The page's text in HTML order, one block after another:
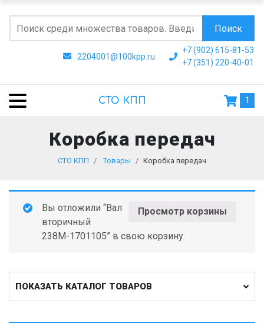
2204001@100kpp.ru
+7 (902) 615-81-53
+7 (351) 220-40-01
Поиск
СТО КПП 1
Коробка передач
СТО КПП Товары Коробка передач
Просмотр корзины
Вы отложили “Вал
вторичный
238М-1701105” в свою корзину.
ПОКАЗАТЬ КАТАЛОГ ТОВАРОВ